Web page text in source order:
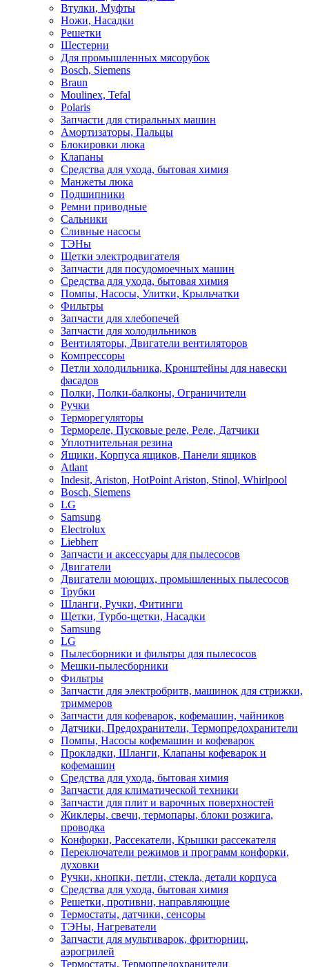
Втулки, Муфты
Ножи, Насадки
Решетки
Шестерни
Для промышленных мясорубок
Bosch, Siemens
Braun
Moulinex, Tefal
Polaris
Запчасти для стиральных машин
Амортизаторы, Пальцы
Блокировки люка
Клапаны
Средства для ухода, бытовая химия
Манжеты люка
Подшипники
Ремни приводные
Сальники
Сливные насосы
ТЭНы
Щетки электродвигателя
Запчасти для посудомоечных машин
Средства для ухода, бытовая химия
Помпы, Насосы, Улитки, Крыльчатки
Фильтры
Запчасти для хлебопечей
Запчасти для холодильников
Вентиляторы, Двигатели вентиляторов
Компрессоры
Петли холодильника, Кронштейны для навески
фасадов
Полки, Полки-балконы, Ограничители
Ручки
Терморегуляторы
Термореле, Пусковые реле, Реле, Датчики
Уплотнительная резина
Ящики, Корпуса ящиков, Панели ящиков
Atlant
Indesit, Ariston, HotPoint Ariston, Stinol, Whirlpool
Bosch, Siemens
LG
Samsung
Electrolux
Liebherr
Запчасти и аксессуары для пылесосов
Двигатели
Двигатели моющих, промышленных пылесосов
Трубки
Шланги, Ручки, Фитинги
Щетки, Турбо-щетки, Насадки
Samsung
LG
Пылесборники и фильтры для пылесосов
Мешки-пылесборники
Фильтры
Запчасти для электробритв, машинок для стрижки,
триммеров
Запчасти для кофеварок, кофемашин, чайников
Датчики, Предохранители, Термопредохранители
Помпы, Насосы кофемашин и кофеварок
Прокладки, Шланги, Клапаны кофеварок и
кофемашин
Средства для ухода, бытовая химия
Запчасти для климатической техники
Запчасти для плит и варочных поверхностей
Жиклеры, свечи, термопары, блоки розжига,
проводка
Конфорки, Рассекатели, Крышки рассекателя
Переключатели режимов и программ конфорки,
духовки
Ручки, кнопки, петли, стекла, детали корпуса
Средства для ухода, бытовая химия
Решетки, противни, направляющие
Термостаты, датчики, сенсоры
ТЭНы, Нагреватели
Запчасти для мультиварок, фритюрниц,
аэрогрилей
Термостаты, Термопредохранители